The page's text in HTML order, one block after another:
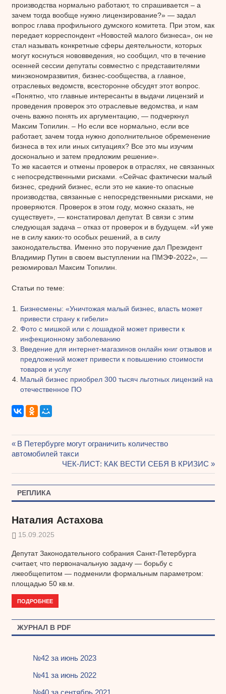
производства нормально работают, то спрашивается – а
зачем тогда вообще нужно лицензирование?» — задал
вопрос глава профильного думского комитета. При этом, как
передает корреспондент «Новостей малого бизнеса», он не
стал называть конкретные сферы деятельности, которых
могут коснуться нововведения, но сообщил, что в течение
осенней сессии депутаты совместно с представителями
минэкономразвития, бизнес-сообщества, а главное,
отраслевых ведомств, всесторонне обсудят этот вопрос.
«Понятно, что главные интересанты в выдачи лицензий и
проведения проверок это отраслевые ведомства, и нам
очень важно понять их аргументацию, — подчеркнул
Максим Топилин. – Но если все нормально, если все
работает, зачем тогда нужно дополнительное обременение
бизнеса в тех или иных ситуациях? Все это мы изучим
досконально и затем предложим решение».
То же касается и отмены проверок в отраслях, не связанных
с непосредственными рисками. «Сейчас фактически малый
бизнес, средний бизнес, если это не какие-то опасные
производства, связанные с непосредственными рисками, не
проверяются. Проверок в этом году, можно сказать, не
существует», — констатировал депутат. В связи с этим
следующая задача – отказ от проверок и в будущем. «И уже
не в силу каких-то особых решений, а в силу
законодательства. Именно это поручение дал Президент
Владимир Путин в своем выступлении на ПМЭФ-2022», —
резюмировал Максим Топилин.
Статьи по теме:
Бизнесмены: «Уничтожая малый бизнес, власть может
привести страну к гибели»
Фото с мишкой или с лошадкой может привести к
инфекционному заболеванию
Введение для интернет-магазинов онлайн книг отзывов и
предложений может привести к повышению стоимости
товаров и услуг
Малый бизнес приобрел 300 тысяч льготных лицензий на
отечественное ПО
Навигация
по
записям
Предыдущая
запись:
В Петербурге могут ограничить количество
автомобилей такси
Следующая
запись:
ЧЕК-ЛИСТ: КАК ВЕСТИ СЕБЯ В КРИЗИС
РЕПЛИКА
Наталия Астахова
15.09.2025
Депутат Законодательного собрания Санкт-Петербурга
считает, что первоначальную задачу — борьбу с
лжеобщепитом — подменили формальным параметром:
площадью 50 кв.м.
ПОДРОБНЕЕ
ЖУРНАЛ В PDF
№42 за июнь 2023
№41 за июнь 2022
№40 за сентябрь 2021